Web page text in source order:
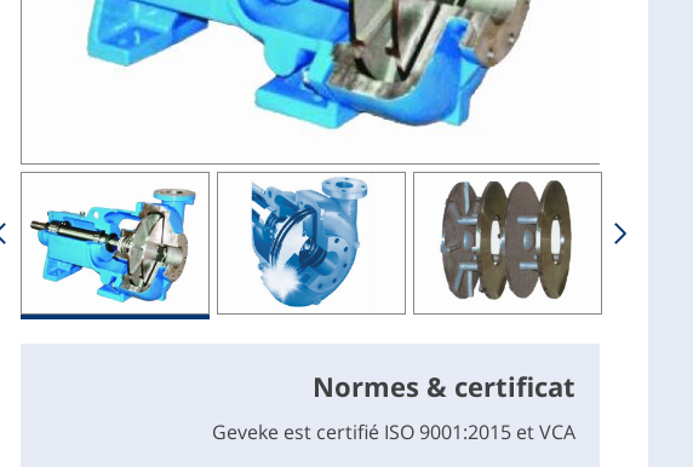
Normes & certificat
Geveke est certifié ISO 9001:2015 et VCA